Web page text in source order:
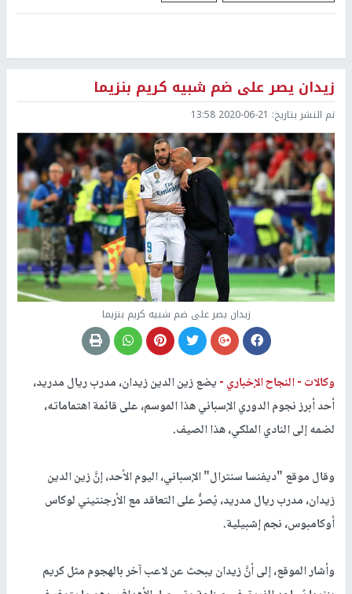
زيدان يصر على ضم شبيه كريم بنزيما
تم النشر بتاريخ: 2020-06-21 13:58
زيدان يصر على ضم شبيه كريم بنزيما
وكالات -النجاح الإخباري -يضع زين الدين زيدان، مدرب ريال مدريد،
أحد أبرز نجوم الدوري الإسباني هذا الموسم، على قائمة اهتماماته،
لضمه إلى النادي الملكي، هذا الصيف.
وقال موقع "ديفنسا سنترال" الإسباني، اليوم الأحد، إنَّ زين الدين
زيدان، مدرب ريال مدريد، يُصرُّ على التعاقد مع الأرجنتيني لوكاس
أوكامبوس، نجم إشبيلية.
وأشار الموقع، إلى أنَّ زيدان يبحث عن لاعب آخر بالهجوم مثل كريم